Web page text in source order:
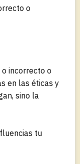
o
incorrecto o
en las éticas y
sino la
tu